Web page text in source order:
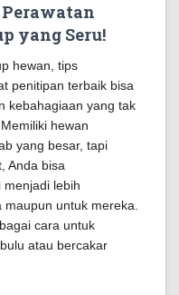
Perawatan
yang Seru!
hewan, tips
penitipan terbaik bisa
kebahagiaan yang tak
hewan
yang besar, tapi
Anda bisa
menjadi lebih
untuk mereka.
cara untuk
atau bercakar